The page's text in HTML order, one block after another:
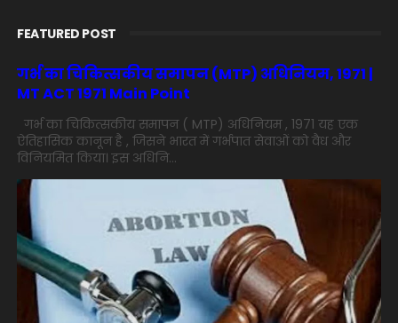
FEATURED POST
गर्भ का चिकित्सकीय समापन (MTP) अधिनियम, 1971 |
MT ACT 1971 Main Point
गर्भ का चिकित्सकीय समापन ( MTP) अधिनियम , 1971 यह एक
ऐतिहासिक कानून है , जिसने भारत में गर्भपात सेवाओं को वैध और
विनियमित किया। इस अधिनि...